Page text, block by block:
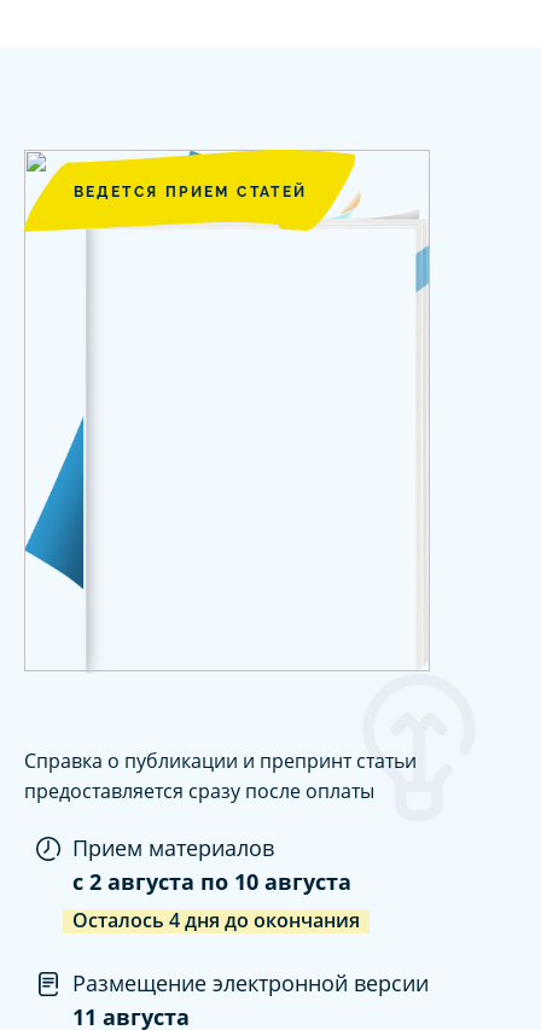
ВЕДЕТСЯ ПРИЕМ СТАТЕЙ
Справка о публикации и препринт статьи
предоставляется сразу после оплаты
Прием материалов
c 2 августа по 10 августа
Осталось 4дня до окончания
Размещение электронной версии
11 августа